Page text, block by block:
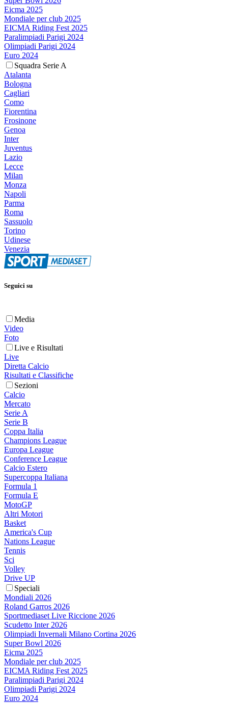
Eicma 2025
Mondiale per club 2025
EICMA Riding Fest 2025
Paralimpiadi Parigi 2024
Olimpiadi Parigi 2024
Euro 2024
Squadra Serie A
Atalanta
Bologna
Cagliari
Como
Fiorentina
Frosinone
Genoa
Inter
Juventus
Lazio
Lecce
Milan
Monza
Napoli
Parma
Roma
Sassuolo
Torino
Udinese
Venezia
Seguici su
Media
Video
Foto
Live e Risultati
Live
Diretta Calcio
Risultati e Classifiche
Sezioni
Calcio
Mercato
Serie A
Serie B
Coppa Italia
Champions League
Europa League
Conference League
Calcio Estero
Supercoppa Italiana
Formula 1
Formula E
MotoGP
Altri Motori
Basket
America's Cup
Nations League
Tennis
Sci
Volley
Drive UP
Speciali
Mondiali 2026
Roland Garros 2026
Sportmediaset Live Riccione 2026
Scudetto Inter 2026
Olimpiadi Invernali Milano Cortina 2026
Super Bowl 2026
Eicma 2025
Mondiale per club 2025
EICMA Riding Fest 2025
Paralimpiadi Parigi 2024
Olimpiadi Parigi 2024
Euro 2024